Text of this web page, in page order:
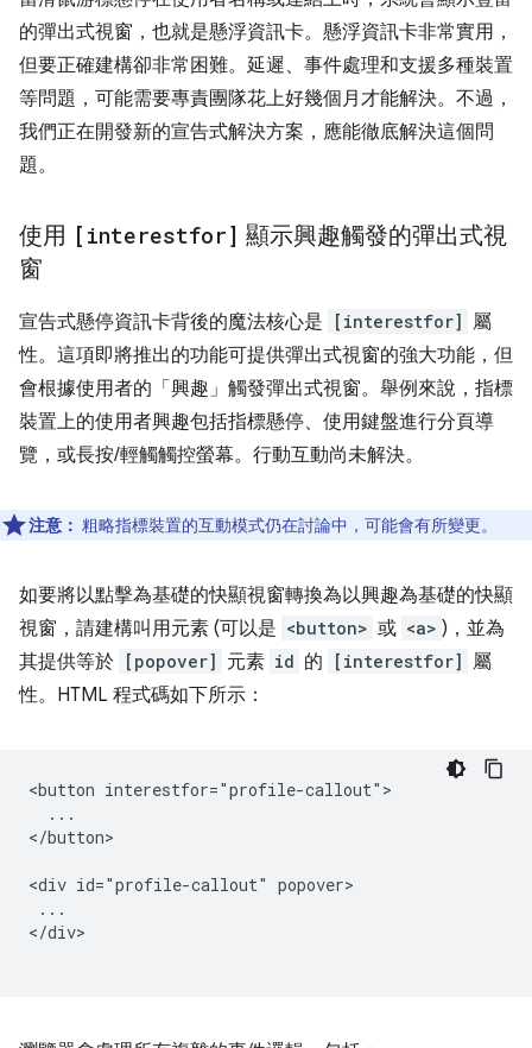
的彈出式視窗，也就是懸浮資訊卡。懸浮資訊卡非常實用，
但要正確建構卻非常困難。延遲、事件處理和支援多種裝置
等問題，可能需要專責團隊花上好幾個月才能解決。不過，
我們正在開發新的宣告式解決方案，應能徹底解決這個問
題。
使用 [interestfor] 顯示興趣觸發的彈出式視
窗
宣告式懸停資訊卡背後的魔法核心是 [interestfor]
屬
性。這項即將推出的功能可提供彈出式視窗的強大功能，但
會根據使用者的「興趣」觸發彈出式視窗。舉例來說，指標
裝置上的使用者興趣包括指標懸停、使用鍵盤進行分頁導
覽，或長按/輕觸觸控螢幕。行動互動尚未解決。
注意： 粗略指標裝置的互動模式仍在討論中，可能會有所變更。
如要將以點擊為基礎的快顯視窗轉換為以興趣為基礎的快顯
視窗，請建構叫用元素 (可以是 <button> 或 <a> )，並為
其提供等於
[popover] 元素 id 的 [interestfor]
屬
性。HTML 程式碼如下所示：
<button interestfor="profile-callout">
  ...
</button>
<div id="profile-callout" popover>
...
</div>